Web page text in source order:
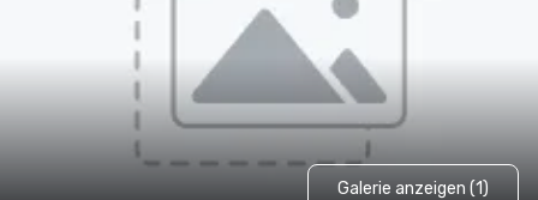
Galerie anzeigen (1)